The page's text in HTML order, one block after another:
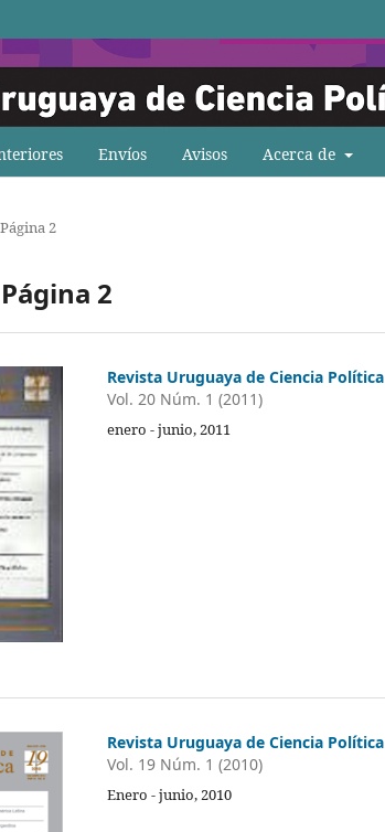
Envíos Avisos Acerca de
2
2
Revista Uruguaya de Ciencia Política
Vol. 20 Núm. 1 (2011)
enero - junio, 2011
Revista Uruguaya de Ciencia Política
Vol. 19 Núm. 1 (2010)
Enero - junio, 2010